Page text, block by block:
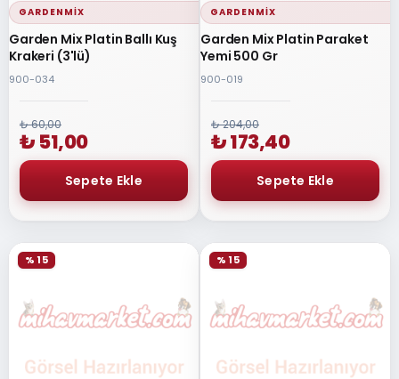
GARDENMIX
Garden Mix Platin Ballı Kuş
Krakeri (3'lü)
900-034
₺ 60,00
₺ 51,00
GARDENMIX
Garden Mix Platin Paraket
Yemi 500 Gr
900-019
₺ 204,00
₺ 173,40
% 15 % 15